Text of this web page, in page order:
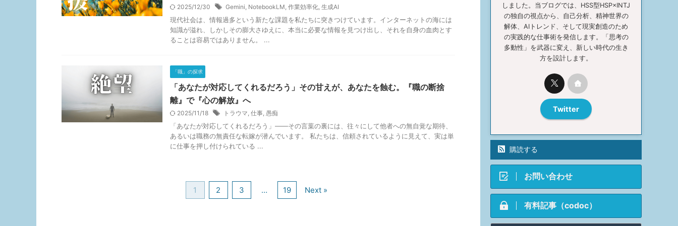
2025/12/30 Gemini, NotebookLM, 作業効率化, 生成AI
現代社会は、情報過多という新たな課題を私たちに突きつけています。インターネットの海には
知識が溢れ、しかしその膨大さゆえに、本当に必要な情報を見つけ出し、それを自身の血肉とす
ることは容易ではありません。 ...
「職」の探求
「あなたが対応してくれるだろう」その甘えが、あなたを蝕む。『職の断捨
離』で『心の解放』へ
2025/11/18 トラウマ, 仕事, 愚痴
「あなたが対応してくれるだろう」――その言葉の裏には、往々にして他者への無自覚な期待、
あるいは職務の無責任な転嫁が潜んでいます。 私たちは、信頼されているように見えて、実は単
に仕事を押し付けられている ...
1 2 3 … 19 Next »
しました。当ブログでは、HSS型HSP×INTJ
の独自の視点から、自己分析、精神世界の
解体、AIトレンド、そして現実創造のため
の実践的な仕事術を発信します。「思考の
多動性」を武器に変え、新しい時代の生き
方を設計します。
Twitter
購読する
お問い合わせ
有料記事（codoc）